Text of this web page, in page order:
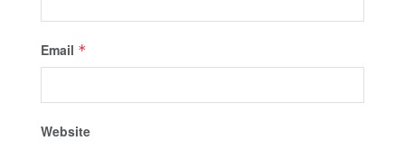
Email *
Website